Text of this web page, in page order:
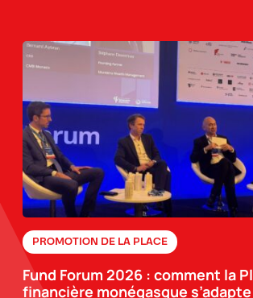
PROMOTION DE LA PLACE
Fund Forum 2026 : comment la
financière monégasque